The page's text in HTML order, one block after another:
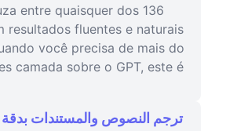
entre quaisquer dos 136
resultados fluentes e naturais
você precisa de mais do
camada sobre o GPT, este é